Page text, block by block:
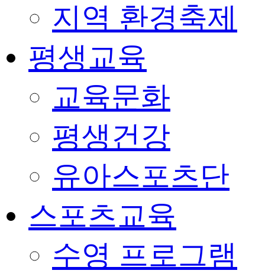
지역 환경축제
평생교육
교육문화
평생건강
유아스포츠단
스포츠교육
수영 프로그램